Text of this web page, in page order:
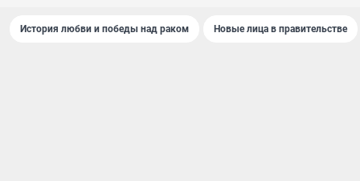
История любви и победы над раком Новые лица в правительстве